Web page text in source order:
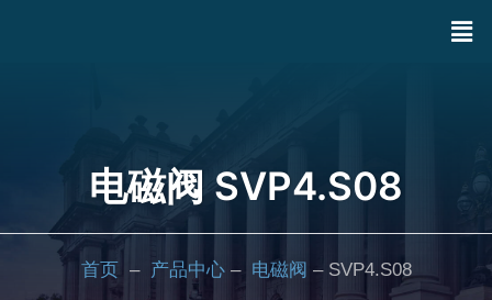
电磁阀 SVP4.S08
首页 – 产品中心– 电磁阀 – SVP4.S08